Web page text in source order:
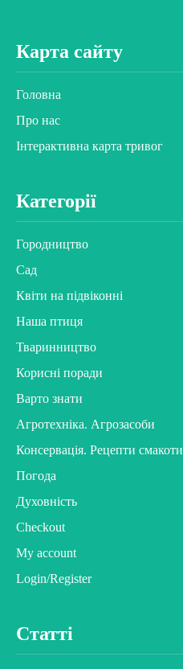
Карта сайту
Головна
Про нас
Інтерактивна карта тривог
Категорії
Городництво
Сад
Квіти на підвіконні
Наша птиця
Тваринництво
Корисні поради
Варто знати
Агротехніка. Агрозасоби
Консервація. Рецепти смакоти
Погода
Духовність
Checkout
My account
Login/Register
Статті